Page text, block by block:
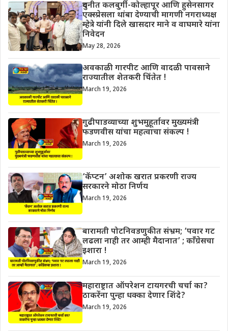
दुधनीत कलबुर्गी-कोल्हापूर आणि हुसेनसागर
एक्स्प्रेसला थांबा देण्याची मागणी नगराध्यक्ष
म्हेत्रे यांनी दिले खासदार माने व वाघमारे यांना
निवेदन
May 28, 2026
अवकाळी गारपीट आणि वादळी पावसाने
राज्यातील शेतकरी चिंतेत !
March 19, 2026
गुढीपाडव्याच्या शुभमुहूर्तावर मुख्यमंत्री
फडणवीस यांचा महत्वाचा संकल्प !
March 19, 2026
‘कॅप्टन’ अशोक खरात प्रकरणी राज्य
सरकारने मोठा निर्णय
March 19, 2026
बारामती पोटनिवडणुकीत संभ्रम; ‘पवार गट
लढला नाही तर आम्ही मैदानात’ ; काँग्रेसचा
इशारा !
March 19, 2026
महाराष्ट्रात ऑपरेशन टायगरची चर्चा का?
ठाकरेंना पुन्हा धक्का देणार शिंदे?
March 19, 2026